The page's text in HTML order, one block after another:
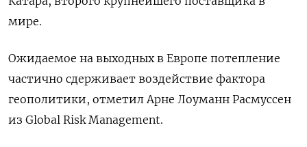
мире.
Ожидаемое на выходных в Европе потепление
частично сдерживает воздействие фактора ​
геополитики, отметил ⁠Арне Лоуманн Расмуссен
из Global Risk Management.